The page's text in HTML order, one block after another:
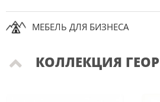
КОЛЛЕКЦИЯ
МЕБЕЛЬ ДЛЯ БИЗНЕСА